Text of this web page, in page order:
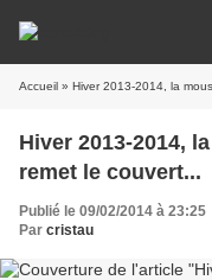
Accueil » Hiver 2013-2014, la
Hiver 2013-2014,
remet le couvert...
Publié le 09/02/2014 à 23:25
Par cristau